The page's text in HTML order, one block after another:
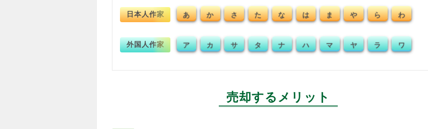
日本人作家 あ か さ た な は ま や ら わ
外国人作家 ア カ サ タ ナ ハ マ ヤ ラ ワ
売却するメリット